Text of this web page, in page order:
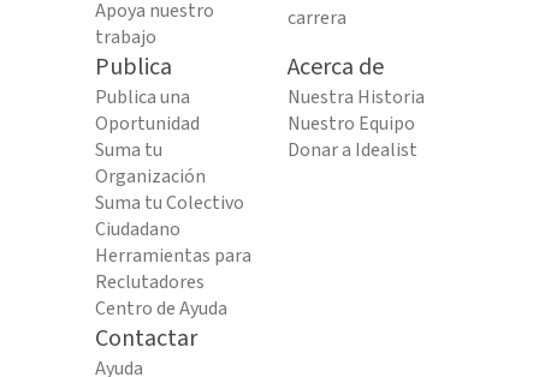
Apoya nuestro
trabajo
carrera
Publica
Publica una
Oportunidad
Suma tu
Organización
Suma tu Colectivo
Ciudadano
Herramientas para
Reclutadores
Centro de Ayuda
Acerca de
Nuestra Historia
Nuestro Equipo
Donar a Idealist
Contactar
Ayuda